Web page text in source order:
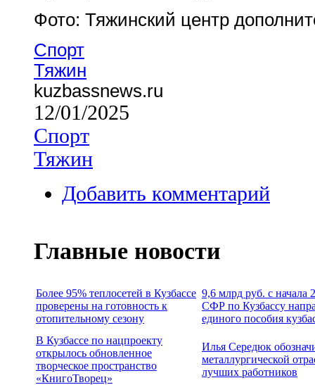
Фото: Тяжинский центр
Спорт
Тяжин
kuzbassnews.ru
12/01/2025
Спорт
Тяжин
Добавить комментарий
Главные новости
Более 95% теплосетей в Кузбассе
проверены на готовность к
отопительному сезону
9,6 млрд руб. с начала
СФР по Кузбассу
единого пособия
В Кузбассе по нацпроекту
открылось обновленное
творческое пространство
«КнигоТворец»
Илья Середюк
металлургической
лучших работников